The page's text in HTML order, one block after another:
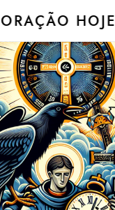
ORAÇÃO HOJE